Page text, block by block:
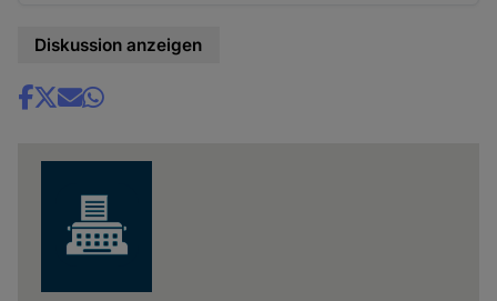
Diskussion anzeigen
Share